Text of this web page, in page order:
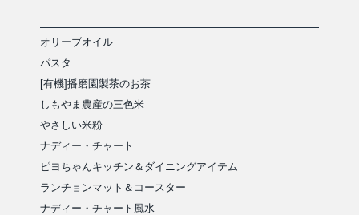
オリーブオイル
パスタ
[有機]播磨園製茶のお茶
しもやま農産の三色米
やさしい米粉
ナディー・チャート
ピヨちゃんキッチン＆ダイニングアイテム
ランチョンマット＆コースター
ナディー・チャート風水